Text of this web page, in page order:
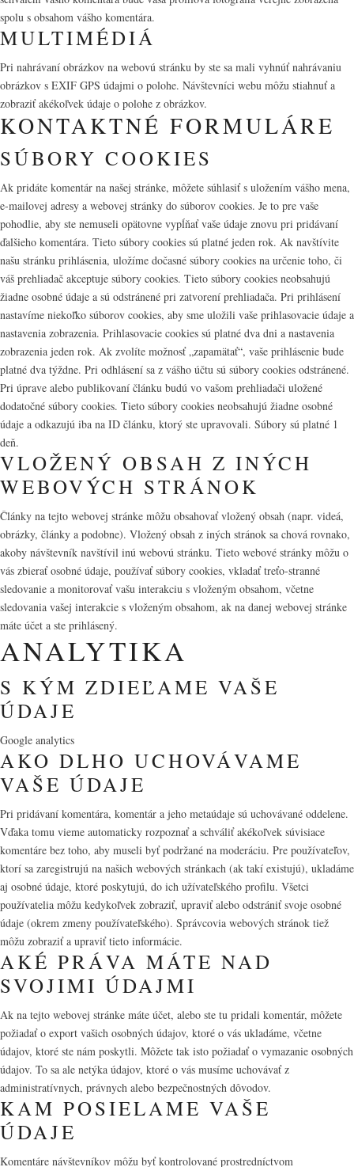
spolu s obsahom vášho komentára.
MULTIMÉDIÁ
Pri nahrávaní obrázkov na webovú stránku by ste sa mali vyhnúť nahrávaniu
obrázkov s EXIF GPS údajmi o polohe. Návštevníci webu môžu stiahnuť a
zobraziť akékoľvek údaje o polohe z obrázkov.
KONTAKTNÉ FORMULÁRE
SÚBORY COOKIES
Ak pridáte komentár na našej stránke, môžete súhlasiť s uložením vášho mena,
e-mailovej adresy a webovej stránky do súborov cookies. Je to pre vaše
pohodlie, aby ste nemuseli opätovne vypĺňať vaše údaje znovu pri pridávaní
ďalšieho komentára. Tieto súbory cookies sú platné jeden rok. Ak navštívite
našu stránku prihlásenia, uložíme dočasné súbory cookies na určenie toho, či
váš prehliadač akceptuje súbory cookies. Tieto súbory cookies neobsahujú
žiadne osobné údaje a sú odstránené pri zatvorení prehliadača. Pri prihlásení
nastavíme niekoľko súborov cookies, aby sme uložili vaše prihlasovacie údaje a
nastavenia zobrazenia. Prihlasovacie cookies sú platné dva dni a nastavenia
zobrazenia jeden rok. Ak zvolíte možnosť „zapamätať“, vaše prihlásenie bude
platné dva týždne. Pri odhlásení sa z vášho účtu sú súbory cookies odstránené.
Pri úprave alebo publikovaní článku budú vo vašom prehliadači uložené
dodatočné súbory cookies. Tieto súbory cookies neobsahujú žiadne osobné
údaje a odkazujú iba na ID článku, ktorý ste upravovali. Súbory sú platné 1
deň.
VLOŽENÝ OBSAH Z INÝCH
WEBOVÝCH STRÁNOK
Články na tejto webovej stránke môžu obsahovať vložený obsah (napr. videá,
obrázky, články a podobne). Vložený obsah z iných stránok sa chová rovnako,
akoby návštevník navštívil inú webovú stránku. Tieto webové stránky môžu o
vás zbierať osobné údaje, používať súbory cookies, vkladať treťo-stranné
sledovanie a monitorovať vašu interakciu s vloženým obsahom, včetne
sledovania vašej interakcie s vloženým obsahom, ak na danej webovej stránke
máte účet a ste prihlásený.
ANALYTIKA
S KÝM ZDIEĽAME VAŠE
ÚDAJE
Google analytics
AKO DLHO UCHOVÁVAME
VAŠE ÚDAJE
Pri pridávaní komentára, komentár a jeho metaúdaje sú uchovávané oddelene.
Vďaka tomu vieme automaticky rozpoznať a schváliť akékoľvek súvisiace
komentáre bez toho, aby museli byť podržané na moderáciu. Pre používateľov,
ktorí sa zaregistrujú na našich webových stránkach (ak takí existujú), ukladáme
aj osobné údaje, ktoré poskytujú, do ich užívateľského profilu. Všetci
používatelia môžu kedykoľvek zobraziť, upraviť alebo odstrániť svoje osobné
údaje (okrem zmeny používateľského). Správcovia webových stránok tiež
môžu zobraziť a upraviť tieto informácie.
AKÉ PRÁVA MÁTE NAD
SVOJIMI ÚDAJMI
Ak na tejto webovej stránke máte účet, alebo ste tu pridali komentár, môžete
požiadať o export vašich osobných údajov, ktoré o vás ukladáme, včetne
údajov, ktoré ste nám poskytli. Môžete tak isto požiadať o vymazanie osobných
údajov. To sa ale netýka údajov, ktoré o vás musíme uchovávať z
administratívnych, právnych alebo bezpečnostných dôvodov.
KAM POSIELAME VAŠE
ÚDAJE
Komentáre návštevníkov môžu byť kontrolované prostredníctvom